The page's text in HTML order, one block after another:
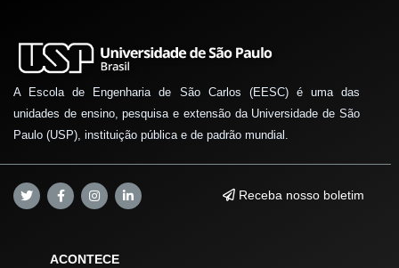
A Escola de Engenharia de São Carlos (EESC) é uma das
unidades de ensino, pesquisa e extensão da Universidade de São
Paulo (USP), instituição pública e de padrão mundial.
Receba nosso boletim
ACONTECE